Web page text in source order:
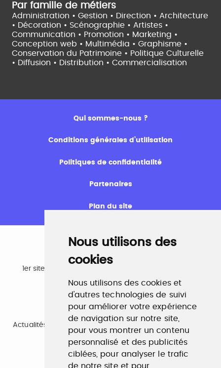
Nous utilisons des
cookies
Nous utilisons des cookies et
d'autres technologies de suivi
pour améliorer votre expérience
de navigation sur notre site,
pour vous montrer un contenu
personnalisé et des publicités
ciblées, pour analyser le trafic
de notre site et pour
Par famille de métiers
Administration • Gestion • Direction • Architecture
• Décoration • Scénographie • Artistes •
Communication • Promotion • Marketing •
Conception web • Multimédia • Graphisme •
Conservation du Patrimoine • Politique Culturelle
• Diffusion • Distribution • Commercialisation
Qui sommes-nous ?
Conditions générales d’utilisation
Politiques de confidentialité
Partenaires
Plan du site
Emploi
1er site emploi du secteur culturel 784.000 visites et
www.profilculture.com
Formation
Actualités, guide et annuaire des formations aux métiers
de la culture.
www.profilculture-formation.com